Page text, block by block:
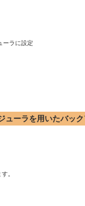
ーラに設定
ューラを用いたバッ
。